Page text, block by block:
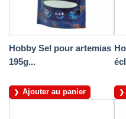
Hobby Sel pour artemias
195g...
Ajouter au panier